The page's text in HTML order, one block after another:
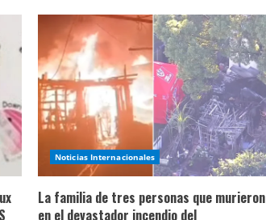
Noticias Internacionales
La familia de tres personas que murieron
en el devastador incendio del